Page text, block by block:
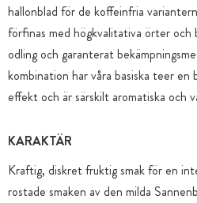
hallonblad för de koffeinfria
förfinas med högkvalitativa örter och
odling och garanterat
kombination har våra basiska teer en
effekt och är särskilt aromatiska och
KARAKTÄR
Kraftig, diskret fruktig smak för en
rostade smaken av den milda